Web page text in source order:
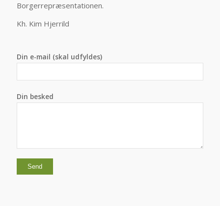
Borgerrepræsentationen.
Kh. Kim Hjerrild
Din e-mail (skal udfyldes)
Din besked